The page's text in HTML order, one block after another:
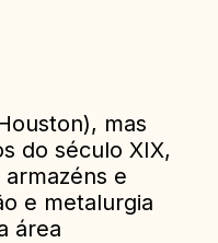
mas
do século XIX,
e
e metalurgia
área